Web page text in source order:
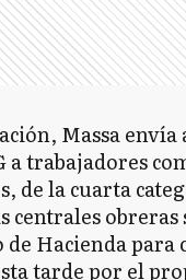
Massa
trabajadores
de la cuarta
centrales
de Hacienda
tarde por el